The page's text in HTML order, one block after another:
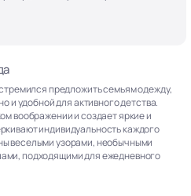
предложить семьям одежду,
и удобной для активного детства.
воображении и создает яркие и
индивидуальность каждого
веселыми узорами, необычными
подходящими для ежедневного